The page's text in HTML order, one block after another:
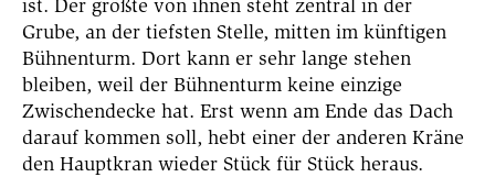
ist. Der größte von ihnen steht zentral in der
Grube, an der tiefsten Stelle, mitten im künftigen
Bühnenturm. Dort kann er sehr lange stehen
bleiben, weil der Bühnenturm keine einzige
Zwischendecke hat. Erst wenn am Ende das Dach
darauf kommen soll, hebt einer der anderen Kräne
den Hauptkran wieder Stück für Stück heraus.